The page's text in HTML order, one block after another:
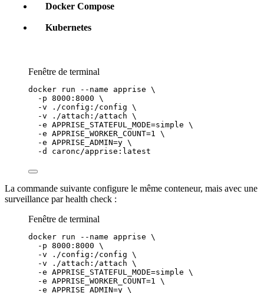
Docker Compose
Kubernetes
Fenêtre de terminal
docker run --name apprise \
-p 8000:8000 \
-v
./config:/config \
-v
./attach:/attach \
-e APPRISE_STATEFUL_MODE=simple \
-e APPRISE_WORKER_COUNT=1 \
-e APPRISE_ADMIN=y \
-d
caronc/apprise:latest
La commande suivante configure le même conteneur, mais avec une
surveillance par health check :
Fenêtre de terminal
docker run --name apprise \
-p 8000:8000 \
-v
./config:/config \
-v
./attach:/attach \
-e APPRISE_STATEFUL_MODE=simple \
-e APPRISE_WORKER_COUNT=1 \
-e APPRISE_ADMIN=y \